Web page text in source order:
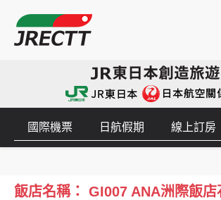
國際機票 日航假期 線上訂房
飯店名稱： GI007 ANA洲際飯